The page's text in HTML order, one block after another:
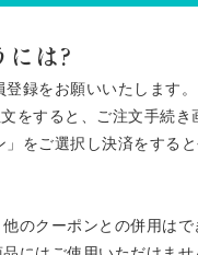
には?
登録をお願いいたします。
をすると、ご注文手続き
をご選択し決済をする
のクーポンとの併用はで